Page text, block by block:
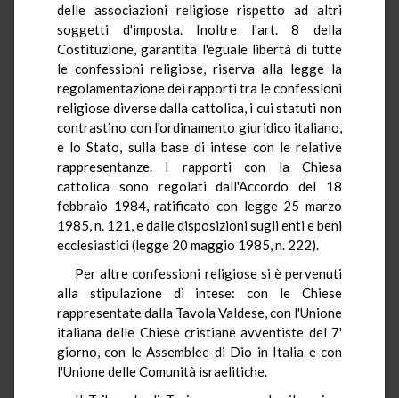
delle associazioni religiose rispetto ad altri
soggetti d'imposta. Inoltre l'art. 8 della
Costituzione, garantita l'eguale libertà di tutte
le confessioni religiose, riserva alla legge la
regolamentazione dei rapporti tra le confessioni
religiose diverse dalla cattolica, i cui statuti non
contrastino con l'ordinamento giuridico italiano,
e lo Stato, sulla base di intese con le relative
rappresentanze. I rapporti con la Chiesa
cattolica sono regolati dall'Accordo del 18
febbraio 1984, ratificato con legge 25 marzo
1985, n. 121, e dalle disposizioni sugli enti e beni
ecclesiastici (legge 20 maggio 1985, n. 222).
Per altre confessioni religiose si è pervenuti
alla stipulazione di intese: con le Chiese
rappresentate dalla Tavola Valdese, con l'Unione
italiana delle Chiese cristiane avventiste del 7'
giorno, con le Assemblee di Dio in Italia e con
l'Unione delle Comunità israelitiche.